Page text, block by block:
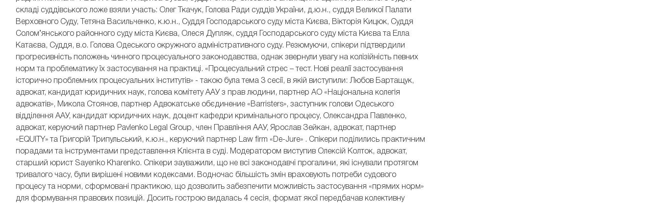
складі суддівського ложе взяли участь: Олег Ткачук, Голова Ради суддів України, д.ю.н., суддя Великої Палати
Верховного Суду, Тетяна Васильченко, к.ю.н., Суддя Господарського суду міста Києва, Вікторія Кицюк, Суддя
Солом’янського районного суду міста Києва, Олеся Дупляк, суддя Господарського суду міста Києва та Елла
Катаєва, Суддя, в.о. Голова Одеського окружного адміністративного суду. Резюмуючи, спікери підтвердили
прогресивність положень чинного процесуального законодавства, однак звернули увагу на колізійність певних
норм та проблематику їх застосування на практиці. «Процесуальний стрес – тест. Нові реалії застосування
історично проблемних процесуальних інститутів» - такою була тема 3 сесії, в якій виступили: Любов Бартащук,
адвокат, кандидат юридичних наук, голова комітету ААУ з прав людини, партнер АО «Національна колегія
адвокатів», Микола Стоянов, партнер Адвокатське обєдинение «Barristers», заступник голови Одеського
відділення ААУ, кандидат юридичних наук, доцент кафедри кримінального процесу, Олександра Павленко,
адвокат, керуючий партнер Pavlenko Legal Group, член Правління ААУ, Ярослав Зейкан, адвокат, партнер
«EQUITY» та Григорій Трипульський, к.ю.н., керуючий партнер Law firm «De-Jure» . Спікери поділились практичним
порадами та інструментами представлення Клієнта в суді. Модератором виступив Олексій Колток, адвокат,
старший юрист Sayenko Kharenko. Cпікери зауважили, що не всі законодавчі прогалини, які існували протягом
тривалого часу, були вирішені новими кодексами. Водночас більшість змін враховують потреби судового
процесу та норми, сформовані практикою, що дозволить забезпечити можливість застосування «прямих норм»
для формування правових позицій. Досить гострою видалась 4 сесія, формат якої передбачав колективну